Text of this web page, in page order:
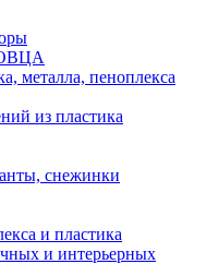
металла, пеноплекса
из пластика
снежинки
и пластика
и интерьерных